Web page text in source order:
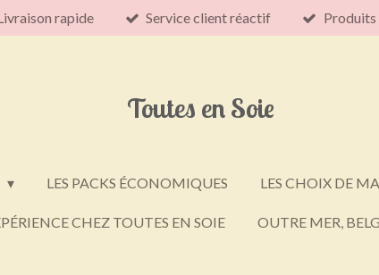
rapide Service client réactif Produits
Toutes en Soie
LES PACKS ÉCONOMIQUES LES CHOIX DE
CHEZ TOUTES EN SOIE OUTRE MER,